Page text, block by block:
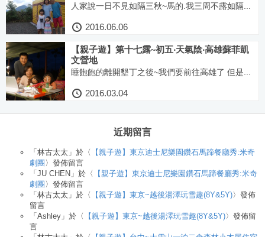
人家說一日不見如隔三秋~馬的.我三周不露如隔...
2016.06.06
【親子遊】第十七露~初五‧天氣陰‧高雄蘇菲凱
文營地
睡飽飽的離開墾丁之後~我們要前往高雄了 但是...
2016.03.04
近期留言
「 林古太太 」於〈
【親子遊】東京迪士尼樂園鑽石馬蹄餐廳秀:米奇
劇團 〉發佈留言
「 JU CHEN 」於〈
【親子遊】東京迪士尼樂園鑽石馬蹄餐廳秀:米奇
劇團 〉發佈留言
「 林古太太 」於〈 【親子遊】東京~越後湯澤玩雪趣(8Y&5Y)〉發佈
留言
「 Ashley 」於〈 【親子遊】東京~越後湯澤玩雪趣(8Y&5Y)〉發佈留
言